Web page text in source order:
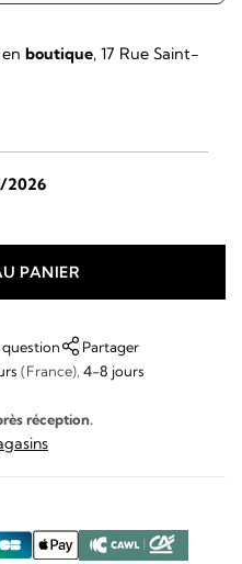
boutique, 17 Rue Saint-
2026
PANIER
question
Partager
(France), 4-8 jours
réception.